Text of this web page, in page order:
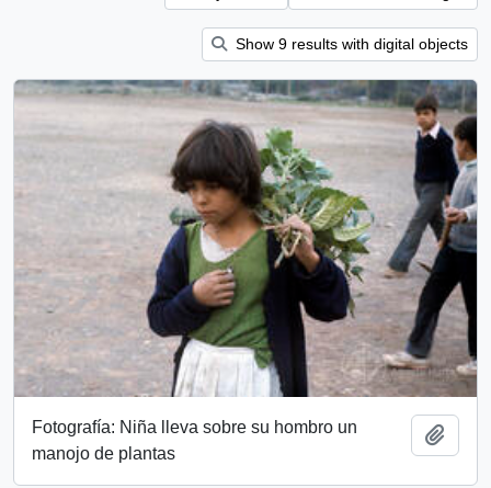
Show 9 results with digital objects
Fotografía: Niña lleva sobre su hombro un
manojo de plantas